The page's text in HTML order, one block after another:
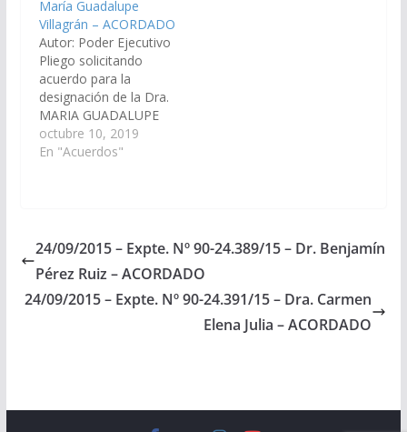
(Expte. Nº 90-
24.659/16 - a la
Comisión de Justicia,
Acuerdos y
Designaciones).
Acordado el
05/05/2016
María Guadalupe
Villagrán – ACORDADO
Autor: Poder Ejecutivo
Pliego solicitando
acuerdo para la
designación de la Dra.
MARIA GUADALUPE
VILLAGRAN, D.N.I Nº
23.079.707 como Juez
Distrito Judicial del
Centro. (Expte. Nº 90-
28.206/19, a la
Comisión de Justicia,
octubre 10, 2019
En "Acuerdos"
24/09/2015 – Expte. Nº 90-24.389/15 – Dr. Benjamín
Pérez Ruiz – ACORDADO
24/09/2015 – Expte. Nº 90-24.391/15 – Dra. Carmen
Elena Julia – ACORDADO